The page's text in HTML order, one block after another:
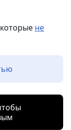
не